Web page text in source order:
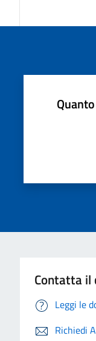
Contatta il
Leggi le
Richiedi